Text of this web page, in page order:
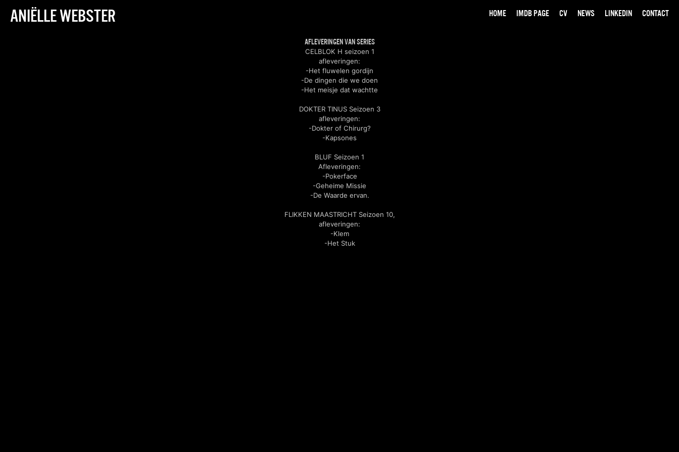
ANIËLLE WEBSTER HOME IMDB PAGE CV NEWS LINKEDIN CONTACT
AFLEVERINGEN VAN SERIES
CELBLOK H seizoen 1
afleveringen:
-Het fluwelen gordijn
-De dingen die we doen
-Het meisje dat wachtte
DOKTER TINUS Seizoen 3
afleveringen:
-Dokter of Chirurg?
-Kapsones
BLUF Seizoen 1
Afleveringen:
-Pokerface
-Geheime Missie
-De Waarde ervan.
FLIKKEN MAASTRICHT Seizoen 10,
afleveringen:
-Klem
-Het Stuk